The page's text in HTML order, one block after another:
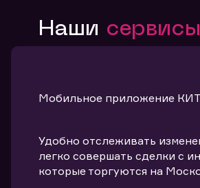
Наши сервисы
Мобильное приложение
Удобно отслеживать
легко совершать сделки с
которые торгуются на